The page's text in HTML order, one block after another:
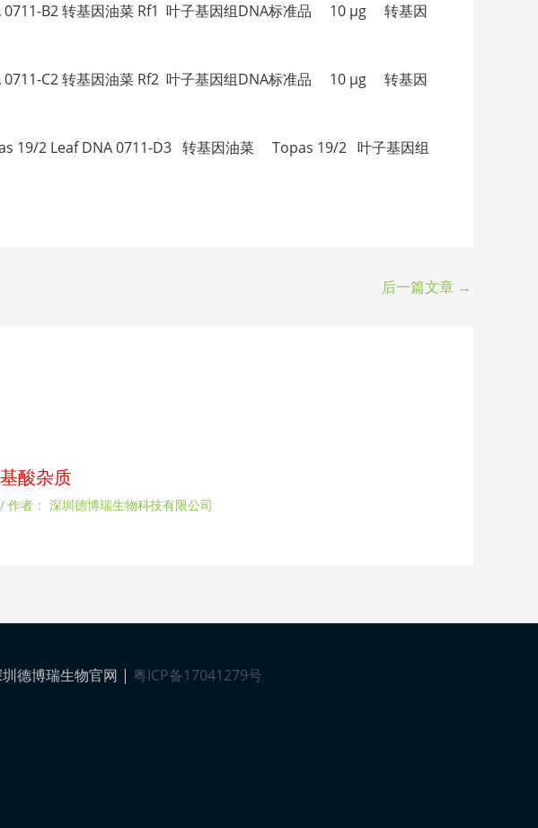
0711-B2 转基因油菜 Rf1 叶子基因组DNA标准品 10 µg 转基因
0711-C2 转基因油菜 Rf2 叶子基因组DNA标准品 10 µg 转基因
19/2 Leaf DNA 0711-D3 转基因油菜 Topas 19/2 叶子基因组
后一篇文章 →
酸杂质
/ 作者： 深圳德博瑞生物科技有限公司
德博瑞生物官网 | 粤ICP备17041279号